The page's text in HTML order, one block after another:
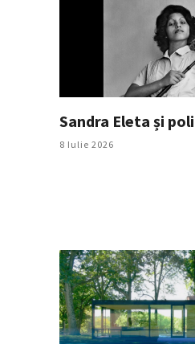
Sandra Eleta și
8 Iulie 2026